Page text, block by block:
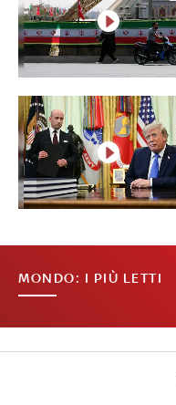
MONDO: I PIÙ LETTI